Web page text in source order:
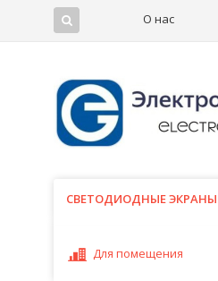
О нас
СВЕТОДИОДНЫЕ ЭКРАНЫ
СВЕТОДИОДНЫЕ ЭКРАНЫ
Для помещения